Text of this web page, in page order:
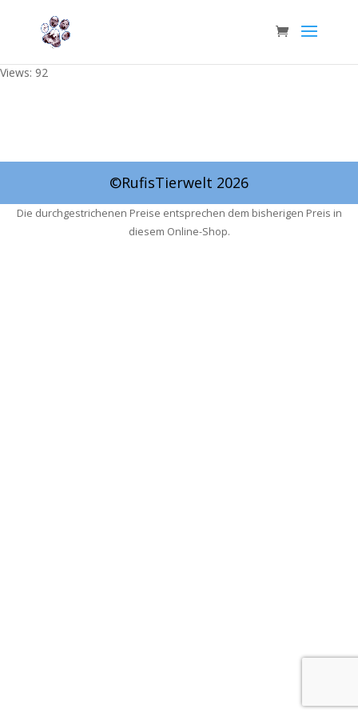
Views: 92
©RufisTierwelt 2026
Die durchgestrichenen Preise entsprechen dem bisherigen Preis in
diesem Online-Shop.